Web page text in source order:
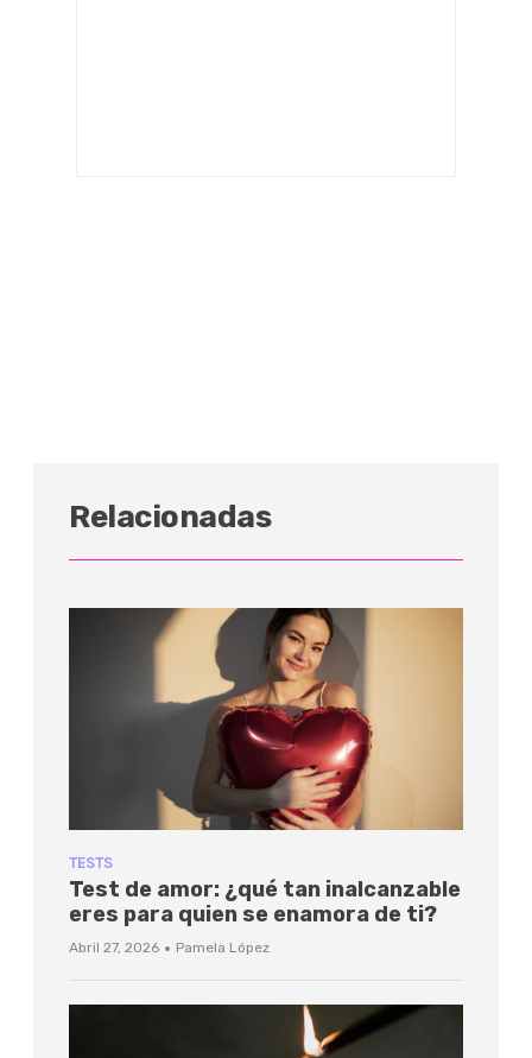
Relacionadas
TESTS
Test de amor: ¿qué tan inalcanzable
eres para quien se enamora de ti?
Abril 27, 2026 · Pamela López